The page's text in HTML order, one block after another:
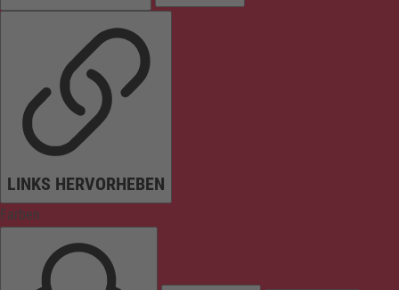
LINKS HERVORHEBEN
Farben